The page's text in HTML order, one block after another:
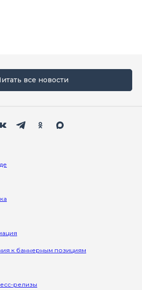
все новости
к баннерным позициям
релизы